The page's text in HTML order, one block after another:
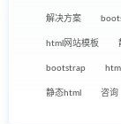
解决方案
html网站模板
bootstrap
静态html 咨询